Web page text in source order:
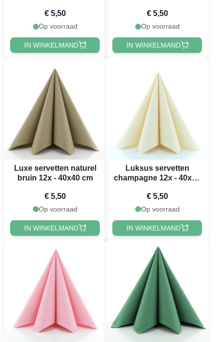
€ 5,50
Op voorraad
IN WINKELMAND
€ 5,50
Op voorraad
IN WINKELMAND
Luxe servetten naturel
bruin 12x - 40x40 cm
€ 5,50
Op voorraad
IN WINKELMAND
Luksus servetten
champagne 12x - 40x40
€ 5,50
Op voorraad
IN WINKELMAND